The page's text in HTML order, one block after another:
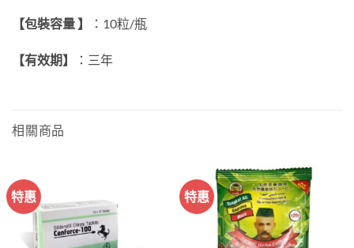
【包裝容量 】 ：10粒/瓶
【有效期】 ：三年
相關商品
特惠 特惠